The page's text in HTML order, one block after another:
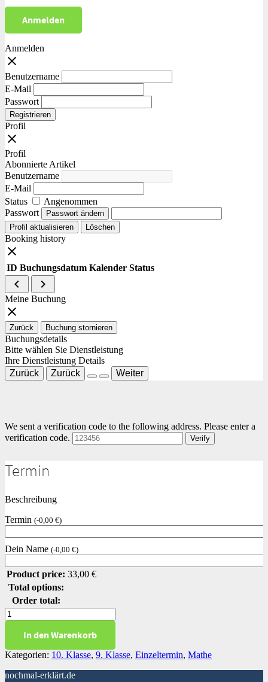
Anmelden
close
Benutzername
E-Mail
Passwort
Registrieren
Profil
close
Profil
Abonnierte Artikel
Benutzername
E-Mail
Status
Angenommen
Passwort
Passwort ändern
Profil aktualisieren
Löschen
Booking history
close
ID Buchungsdatum Kalender Status
navigate_before navigate_next
Meine Buchung
close
Zurück Buchung stornieren
Buchungsdetails
Bitte wählen Sie Dienstleistung
Ihre Dienstleistung Details
Zurück
Zurück Weiter
We sent a verification code to the following address. Please enter a
verification code.
Verify
Termin
Beschreibung
Termin (-0,00 €)
Dein Name (-0,00 €)
Product price: 33,00 €
Total options:
Order total:
Zentrische
Streckung
MengeIn den Warenkorb
Kategorien: 10. Klasse, 9. Klasse, Einzeltermin, Mathe
nochmal-erklärt.de